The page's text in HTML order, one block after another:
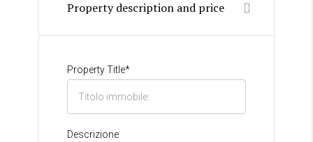
Property description and price
Property Title*
Descrizione